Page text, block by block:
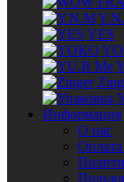
YES
Информация
О нас
Оплата